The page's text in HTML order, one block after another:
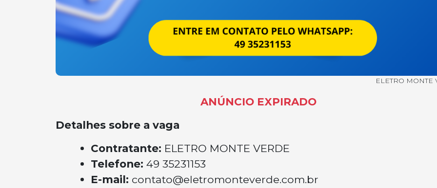
ELETRO MONTE
ANÚNCIO EXPIRADO
Detalhes sobre a vaga
Contratante: ELETRO MONTE VERDE
Telefone: 49 35231153
E-mail: contato@eletromonteverde.com.br